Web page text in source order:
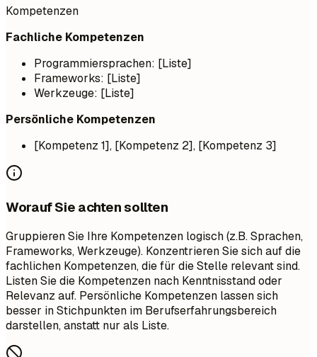
Kompetenzen
Fachliche Kompetenzen
Programmiersprachen: [Liste]
Frameworks: [Liste]
Werkzeuge: [Liste]
Persönliche Kompetenzen
[Kompetenz 1], [Kompetenz 2], [Kompetenz 3]
Worauf Sie achten sollten
Gruppieren Sie Ihre Kompetenzen logisch (z.B. Sprachen,
Frameworks, Werkzeuge). Konzentrieren Sie sich auf die
fachlichen Kompetenzen, die für die Stelle relevant sind.
Listen Sie die Kompetenzen nach Kenntnisstand oder
Relevanz auf. Persönliche Kompetenzen lassen sich
besser in Stichpunkten im Berufserfahrungsbereich
darstellen, anstatt nur als Liste.